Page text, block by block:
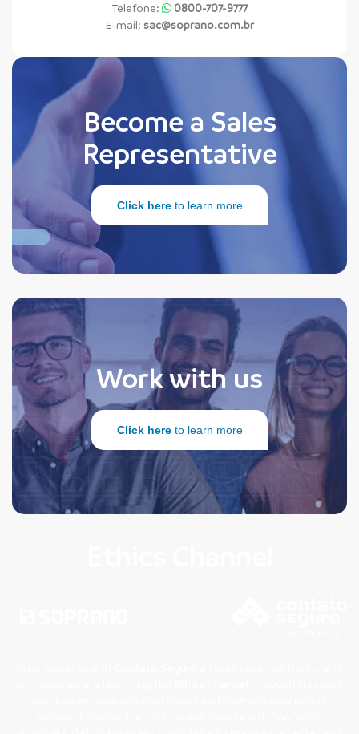
Telefone:
0800-707-9777
E-mail: sac@soprano.com.br
Become a Sales
Representative
Click hereto learn more
Work with us
Click hereto learn more